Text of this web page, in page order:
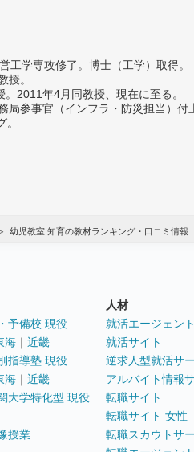
工学専攻修了。博士（工学）取得。
授。
2011年4月同教授、現在に至る。
参事官（インフラ・防災担当）付
幼児教室 知育の教材ランキング・口コミ情報
予備校 現役
海 ｜ 近畿
指導塾 現役
海 ｜ 近畿
大学特化型 現役
授業
人材
就活エージェント
就活サイト
逆求人型就活サ
アルバイト情報
転職サイト
転職サイト 女性
転職スカウトサ